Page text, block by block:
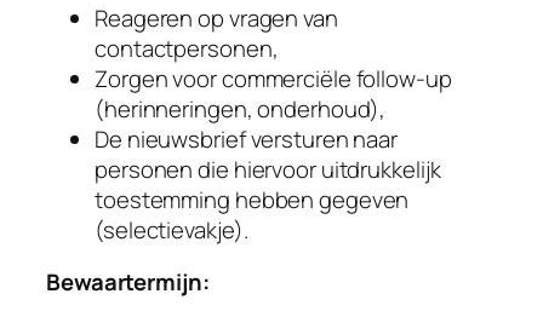
Reageren op vragen van
contactpersonen,
Zorgen voor commerciële follow-up
(herinneringen, onderhoud),
De nieuwsbrief versturen naar
personen die hiervoor uitdrukkelijk
toestemming hebben gegeven
(selectievakje).
Bewaartermijn: